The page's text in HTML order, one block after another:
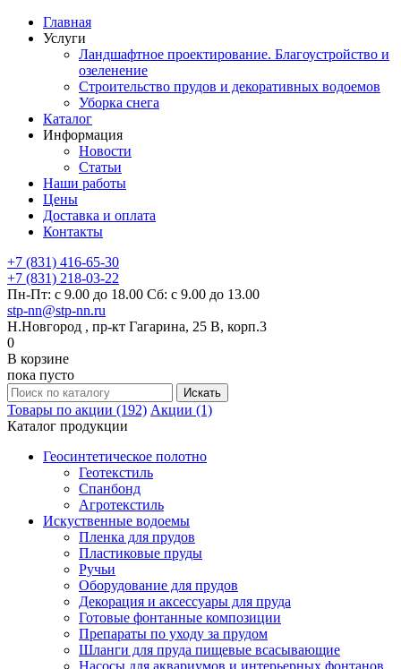
Главная
Услуги
Ландшафтное проектирование. Благоустройство и
озеленение
Строительство прудов и декоративных водоемов
Уборка снега
Каталог
Информация
Новости
Статьи
Наши работы
Цены
Доставка и оплата
Контакты
+7 (831) 416-65-30
+7 (831) 218-03-22
Пн-Пт: с 9.00 до 18.00 Сб: с 9.00 до 13.00
stp-nn@stp-nn.ru
Н.Новгород , пр-кт Гагарина, 25 В, корп.3
0
В корзине
пока пусто
Товары по акции (192) Акции (1)
Каталог продукции
Геосинтетическое полотно
Геотекстиль
Спанбонд
Агротекстиль
Искуственные водоемы
Пленка для прудов
Пластиковые пруды
Ручьи
Оборудование для прудов
Декорация и аксессуары для пруда
Готовые фонтанные композиции
Препараты по уходу за прудом
Шланги для пруда пищевые всасывающие
Насосы для аквариумов и интерьерных фонтанов